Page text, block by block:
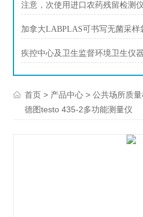
注意，次使用进口农药残留检测
加拿大LABPLAS可书写无菌采样
疾控中心及卫生监督环境卫生仪
首页 > 产品中心 >公共场所质量
德图testo 435-2多功能测量仪